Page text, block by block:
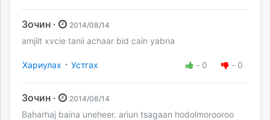
Зочин · 2014/08/14
amjilt xvcie tanii achaar bid cain yabna
Хариулах · Устгах - 0 - 0
Зочин · 2014/08/14
Baharhaj baina uneheer. ariun tsagaan hodolmorooroo